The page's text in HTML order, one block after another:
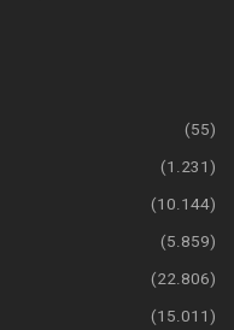
(55)
(1.231)
(10.144)
(5.859)
(22.806)
(15.011)